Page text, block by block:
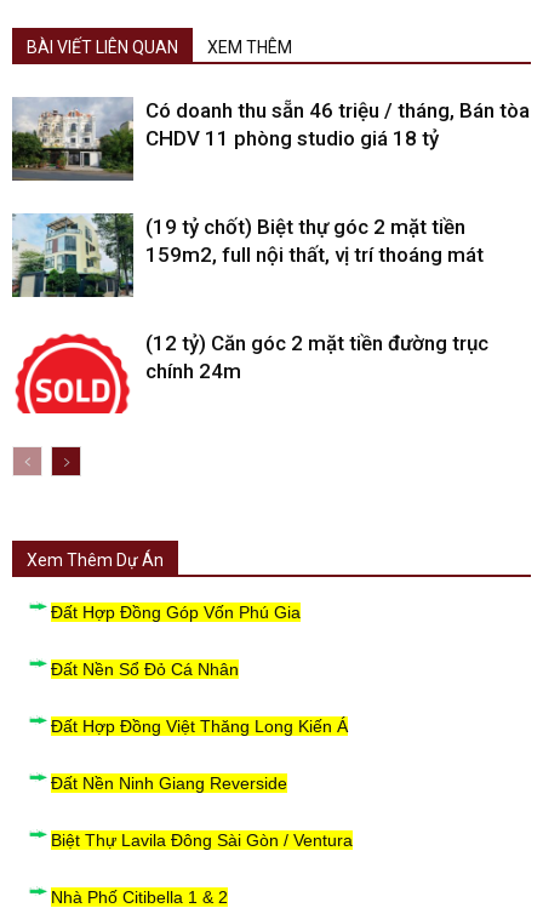
BÀI VIẾT LIÊN QUAN XEM THÊM
Có doanh thu sẵn 46 triệu / tháng, Bán tòa
CHDV 11 phòng studio giá 18 tỷ
(19 tỷ chốt) Biệt thự góc 2 mặt tiền
159m2, full nội thất, vị trí thoáng mát
(12 tỷ) Căn góc 2 mặt tiền đường trục
chính 24m
Xem Thêm Dự Án
Đất Hợp Đồng Góp Vốn Phú Gia
Đất Nền Sổ Đỏ Cá Nhân
Đất Hợp Đồng Việt Thăng Long Kiến Á
Đất Nền Ninh Giang Reverside
Biệt Thự Lavila Đông Sài Gòn / Ventura
Nhà Phố Citibella 1 & 2